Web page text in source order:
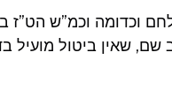
וכדומה וכמ”ש הט”ז
שאין ביטול מועיל